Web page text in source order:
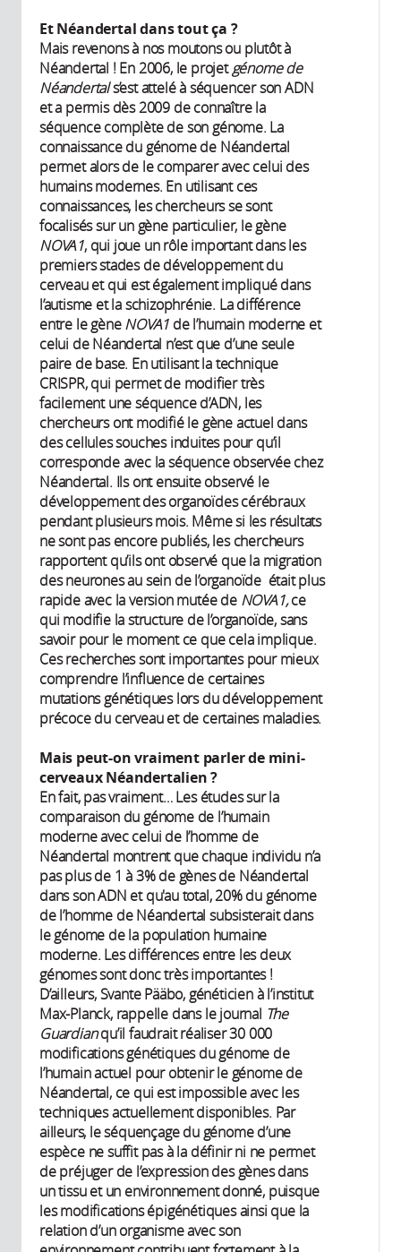
Et Néandertal dans tout ça ?
Mais revenons à nos moutons ou plutôt à
Néandertal ! En 2006, le projetgénome de
Néandertals’est attelé à séquencer son ADN
et a permis dès 2009 de connaître la
séquence complète de son génome. La
connaissance du génome de Néandertal
permet alors de le comparer avec celui des
humains modernes. En utilisant ces
connaissances, les chercheurs se sont
focalisés sur un gène particulier, le gène
NOVA1, qui joue un rôle important dans les
premiers stades de développement du
cerveau et qui est également impliqué dans
l’autisme et la schizophrénie. La différence
entre le gèneNOVA1 de l’humain moderne et
celui de Néandertal n’est que d’une seule
paire de base. En utilisant la technique
CRISPR, qui permet de modifier très
facilement une séquence d’ADN, les
chercheurs ont modifié le gène actuel dans
des cellules souches induites pour qu’il
corresponde avec la séquence observée chez
Néandertal. Ils ont ensuite observé le
développement des organoïdes cérébraux
pendant plusieurs mois. Même si les résultats
ne sont pas encore publiés, les chercheurs
rapportent qu’ils ont observé que la migration
des neurones au sein de l’organoïde était plus
rapide avec la version mutée de NOVA1,ce
qui modifie la structure de l’organoïde, sans
savoir pour le moment ce que cela implique.
Ces recherches sont importantes pour mieux
comprendre l’influence de certaines
mutations génétiques lors du développement
précoce du cerveau et de certaines maladies.
Mais peut-on vraiment parler de mini-
cerveaux Néandertalien ?
En fait, pas vraiment… Les études sur la
comparaison du génome de l’humain
moderne avec celui de l’homme de
Néandertal montrent que chaque individu n’a
pas plus de 1 à 3% de gènes de Néandertal
dans son ADN et qu'au total, 20% du génome
de l’homme de Néandertal subsisterait dans
le génome de la population humaine
moderne. Les différences entre les deux
génomes sont donc très importantes !
D’ailleurs, Svante Pääbo, généticien à l’institut
Max-Planck, rappelle dans le journal The
Guardianqu’il faudrait réaliser 30 000
modifications génétiques du génome de
l’humain actuel pour obtenir le génome de
Néandertal, ce qui est impossible avec les
techniques actuellement disponibles. Par
ailleurs, le séquençage du génome d’une
espèce ne suffit pas à la définir ni ne permet
de préjuger de l’expression des gènes dans
un tissu et un environnement donné, puisque
les modifications épigénétiques ainsi que la
relation d’un organisme avec son